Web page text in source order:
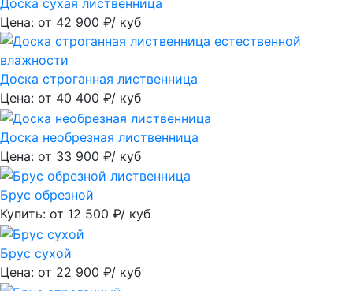
Доска сухая лиственница
Цена: от 42 900 ₽/ куб
Доска строганная лиственница
Цена: от 40 400 ₽/ куб
Доска необрезная лиственница
Цена: от 33 900 ₽/ куб
Брус обрезной
Купить: от 12 500 ₽/ куб
Брус сухой
Цена: от 22 900 ₽/ куб